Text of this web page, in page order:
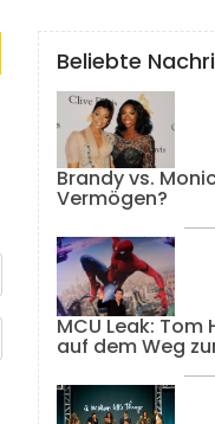
Beliebte
Brandy vs.
Vermögen?
MCU Leak:
auf dem Weg